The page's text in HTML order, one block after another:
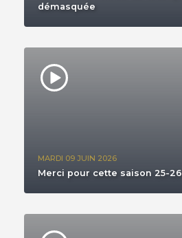
démasquée
MARDI 09 JUIN 2026
Merci pour cette saison 25-26